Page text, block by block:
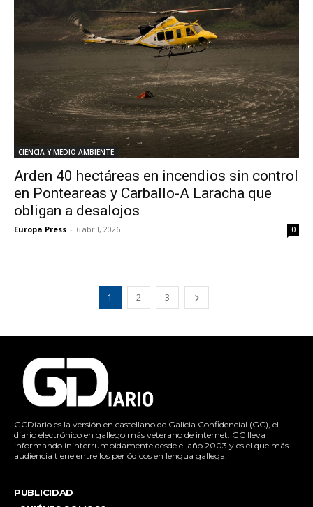
CIENCIA Y MEDIO AMBIENTE
Arden 40 hectáreas en incendios sin control
en Ponteareas y Carballo-A Laracha que
obligan a desalojos
Europa Press - 6 abril, 2026 0
1 2 3
GCDiario es la versión en castellano de Galicia Confidencial (GC), el
diario electrónico en gallego más veterano de internet. GC lleva
informando ininterrumpidamente desde el año 2003 y es el que más
audiencia tiene entre los periódicos en lengua gallega.
PUBLICIDAD